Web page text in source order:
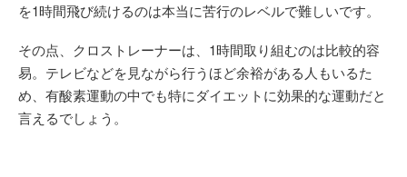
を1時間飛び続けるのは本当に苦行のレベルで難しいです。
その点、クロストレーナーは、1時間取り組むのは比較的容
易。テレビなどを見ながら行うほど余裕がある人もいるた
め、有酸素運動の中でも特にダイエットに効果的な運動だと
言えるでしょう。